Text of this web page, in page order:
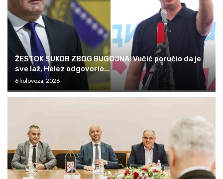
ŽESTOK SUKOB ZBOG BUGOJNA: Vučić poručio da je
sve laž, Helez odgovorio...
6 kolovoza, 2026